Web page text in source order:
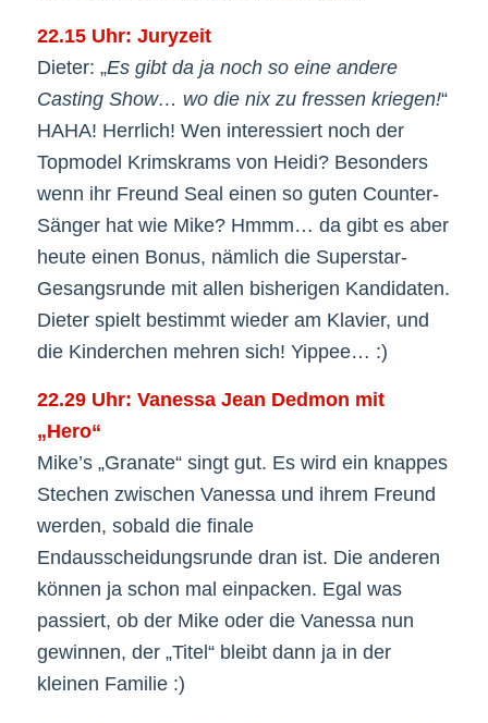
22.15 Uhr: Juryzeit
Dieter: „Es gibt da ja noch so eine andere
Casting Show… wo die nix zu fressen kriegen!“
HAHA! Herrlich! Wen interessiert noch der
Topmodel Krimskrams von Heidi? Besonders
wenn ihr Freund Seal einen so guten Counter-
Sänger hat wie Mike? Hmmm… da gibt es aber
heute einen Bonus, nämlich die Superstar-
Gesangsrunde mit allen bisherigen Kandidaten.
Dieter spielt bestimmt wieder am Klavier, und
die Kinderchen mehren sich! Yippee… :)
22.29 Uhr: Vanessa Jean Dedmon mit
„Hero“
Mike’s „Granate“ singt gut. Es wird ein knappes
Stechen zwischen Vanessa und ihrem Freund
werden, sobald die finale
Endausscheidungsrunde dran ist. Die anderen
können ja schon mal einpacken. Egal was
passiert, ob der Mike oder die Vanessa nun
gewinnen, der „Titel“ bleibt dann ja in der
kleinen Familie :)